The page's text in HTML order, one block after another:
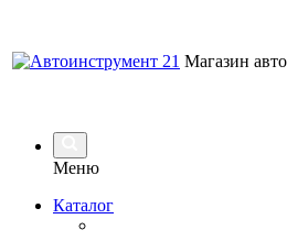
Магазин
Меню
Каталог